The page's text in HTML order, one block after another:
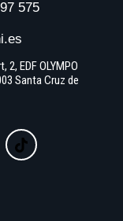
575
2, EDF OLYMPO
Santa Cruz de